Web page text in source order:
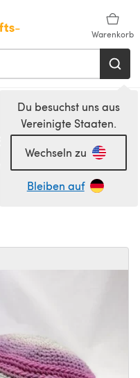
Warenkorb
Du besuchst uns aus
Vereinigte Staaten.
Wechseln zu
Bleiben auf
Baby Hats